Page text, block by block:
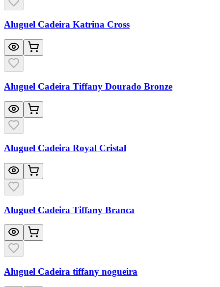
Aluguel Cadeira Katrina Cross
Aluguel Cadeira Tiffany Dourado Bronze
Aluguel Cadeira Royal Cristal
Aluguel Cadeira Tiffany Branca
Aluguel Cadeira tiffany nogueira